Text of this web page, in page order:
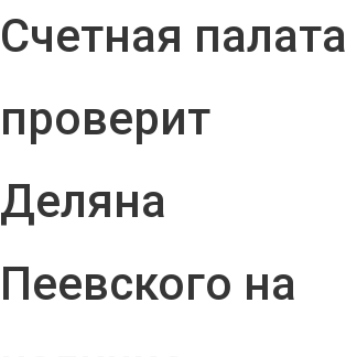
Счетная палата
проверит
Деляна
Пеевского на